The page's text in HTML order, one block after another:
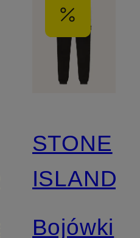
STONE
ISLAND
Bojówki